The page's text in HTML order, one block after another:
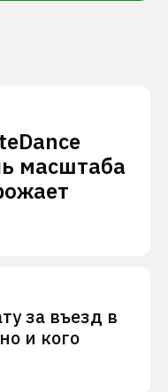
масштаба
за въезд в
и кого